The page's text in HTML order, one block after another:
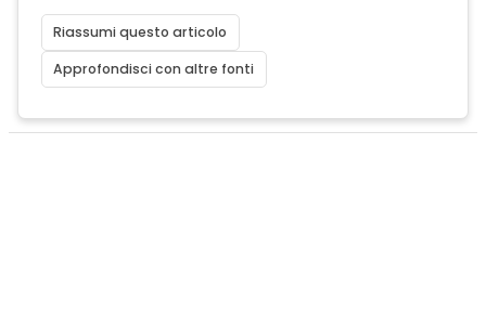
Riassumi questo articolo
Approfondisci con altre fonti